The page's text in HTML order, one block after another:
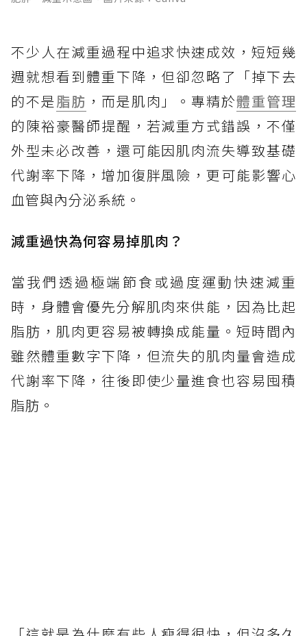
不少人在減重過程中追求快速成效，短短幾
週就想看到體重下降，但卻忽略了「掉下去
的不是脂肪 ，而是肌肉」。專精於體重管理
的陳裕豪醫師提醒，若減重方式錯誤，不僅
外型未必改善，還可能因肌肉流失導致基礎
代謝率下降，增加復胖風險，更可能影響心
血管與內分泌系統。
減重過快為何容易掉肌肉？
當我們透過極端節食或過度運動快速減重
時，身體會優先分解肌肉來供能，因為比起
脂肪，肌肉更容易被轉換成能量。短時間內
雖然體重數字下降，但流失的肌肉量會造成
代謝率下降，往後即使少量進食也容易囤積
脂肪。